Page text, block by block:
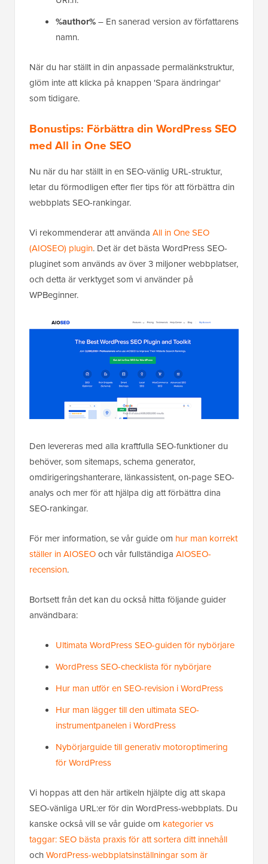
%author%– En sanerad version av författarens
namn.
När du har ställt in din anpassade permalänkstruktur,
glöm inte att klicka på knappen 'Spara ändringar'
som tidigare.
Bonustips: Förbättra din WordPress SEO
med All in One SEO
Nu när du har ställt in en SEO-vänlig URL-struktur,
letar du förmodligen efter fler tips för att förbättra din
webbplats SEO-rankingar.
Vi rekommenderar att använda All in One SEO
(AIOSEO) plugin. Det är det bästa WordPress SEO-
pluginet som används av över 3 miljoner webbplatser,
och detta är verktyget som vi använder på
WPBeginner.
Den levereras med alla kraftfulla SEO-funktioner du
behöver, som sitemaps, schema generator,
omdirigeringshanterare, länkassistent, on-page SEO-
analys och mer för att hjälpa dig att förbättra dina
SEO-rankingar.
För mer information, se vår guide om hur man korrekt
ställer in AIOSEOoch vår fullständiga AIOSEO-
recension.
Bortsett från det kan du också hitta följande guider
användbara:
Ultimata WordPress SEO-guiden för nybörjare
WordPress SEO-checklista för nybörjare
Hur man utför en SEO-revision i WordPress
Hur man lägger till den ultimata SEO-
instrumentpanelen i WordPress
Nybörjarguide till generativ motoroptimering
för WordPress
Vi hoppas att den här artikeln hjälpte dig att skapa
SEO-vänliga URL:er för din WordPress-webbplats. Du
kanske också vill se vår guide om kategorier vs
taggar: SEO bästa praxis för att sortera ditt innehåll
ochWordPress-webbplatsinställningar som är